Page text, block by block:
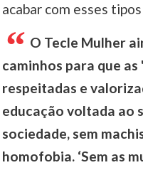
acabar com esses
O Tecle Mulher
caminhos para que
respeitadas e
educação voltada ao
sociedade, sem
homofobia. ‘Sem as